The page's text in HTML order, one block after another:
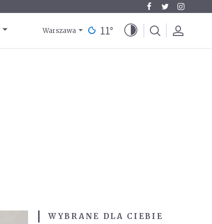
Warszawa 11°
WYBRANE DLA CIEBIE